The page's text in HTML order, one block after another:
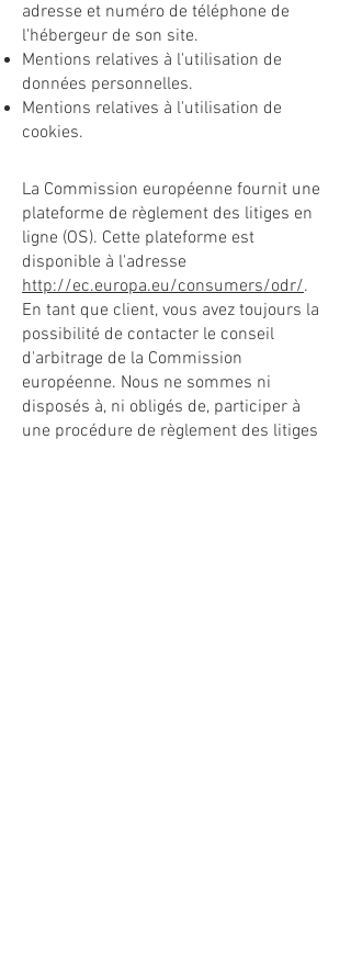
adresse et numéro de téléphone de
l'hébergeur de son site.
Mentions relatives à l'utilisation de
données personnelles.
Mentions relatives à l'utilisation de
cookies.
La Commission européenne fournit une
plateforme de règlement des litiges en
ligne (OS). Cette plateforme est
disponible à l'adresse
http://ec.europa.eu/consumers/odr/.
En tant que client, vous avez toujours la
possibilité de contacter le conseil
d'arbitrage de la Commission
européenne. Nous ne sommes ni
disposés à, ni obligés de, participer à
une procédure de règlement des litiges